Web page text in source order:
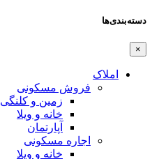
دسته‌بندی‌ها
×
املاک
فروش مسکونی
زمین و کلنگی
خانه و ویلا
آپارتمان
اجاره مسکونی
خانه و ویلا